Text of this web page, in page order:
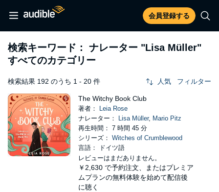
会員登録する
検索キーワード： ナレーター "Lisa Müller"
すべてのカテゴリー
検索結果 192 のうち 1 - 20 件 人気 フィルター
The Witchy Book Club
著者：
Leia Rose
ナレーター：
Lisa Müller, Mario Pitz
再生時間： 7 時間 45 分
シリーズ： Witches of Crumblewood
言語： ドイツ語
レビューはまだありません。
￥2,630 で予約注文、またはプレミア
ムプランの無料体験を始めて配信後
に聴く